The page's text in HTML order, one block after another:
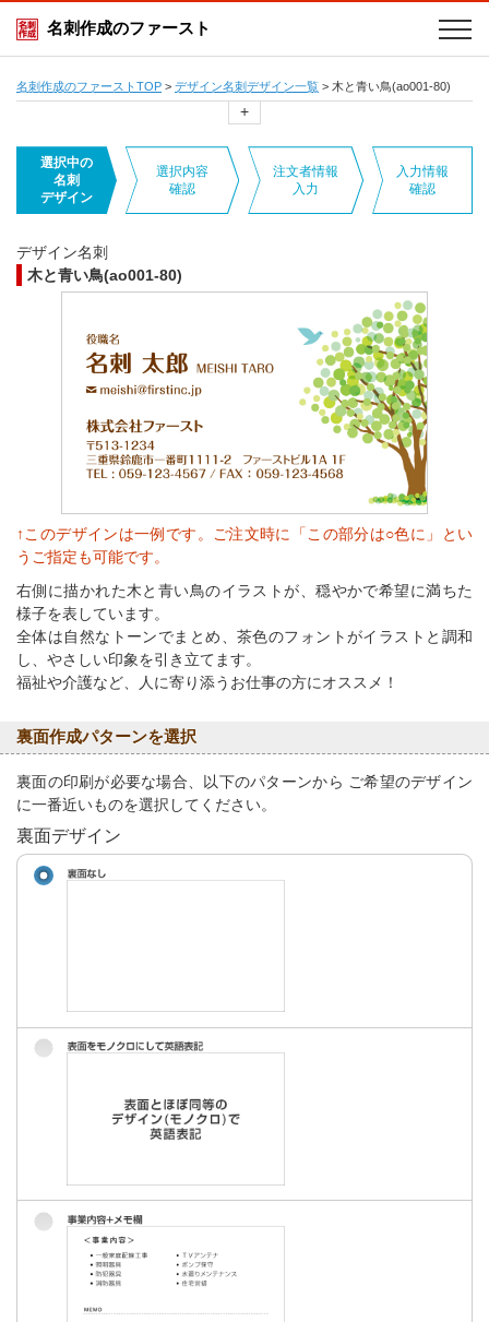
名刺作成のファースト
名刺作成のファーストTOP > デザイン名刺デザイン一覧 > 木と青い鳥(ao001-80)
+
選択中の
名刺
デザイン
選択内容
確認
注文者情報
入力
入力情報
確認
デザイン名刺
木と青い鳥(ao001-80)
↑このデザインは一例です。ご注文時に「この部分は○色に」とい
うご指定も可能です。
右側に描かれた木と青い鳥のイラストが、穏やかで希望に満ちた
様子を表しています。
全体は自然なトーンでまとめ、茶色のフォントがイラストと調和
し、やさしい印象を引き立てます。
福祉や介護など、人に寄り添うお仕事の方にオススメ！
裏面作成パターンを選択
裏面の印刷が必要な場合、以下のパターンから ご希望のデザイン
に一番近いものを選択してください。
裏面デザイン